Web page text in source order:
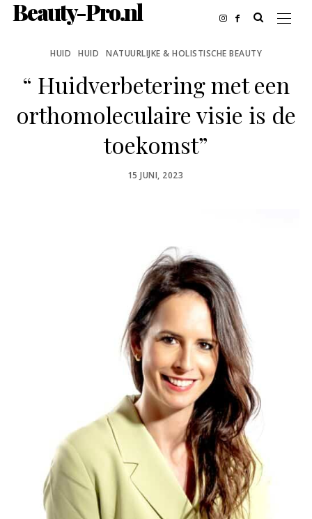
Beauty-Pro.nl
HUID HUID NATUURLIJKE & HOLISTISCHE BEAUTY
“ Huidverbetering met een
orthomoleculaire visie is de
toekomst”
POSTED
15 JUNI, 2023